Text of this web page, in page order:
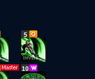
5
10